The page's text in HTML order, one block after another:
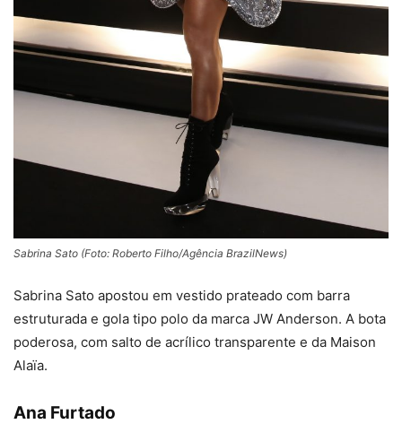
Sabrina Sato (Foto: Roberto Filho/Agência BrazilNews)
Sabrina Sato apostou em vestido prateado com barra
estruturada e gola tipo polo da marca JW Anderson. A bota
poderosa, com salto de acrílico transparente e da Maison
Alaïa.
Ana Furtado